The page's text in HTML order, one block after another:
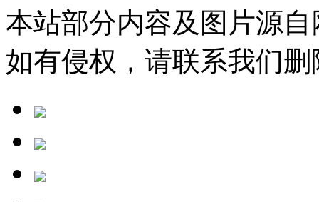
本站部分内容及图片源
如有侵权，请联系我们删